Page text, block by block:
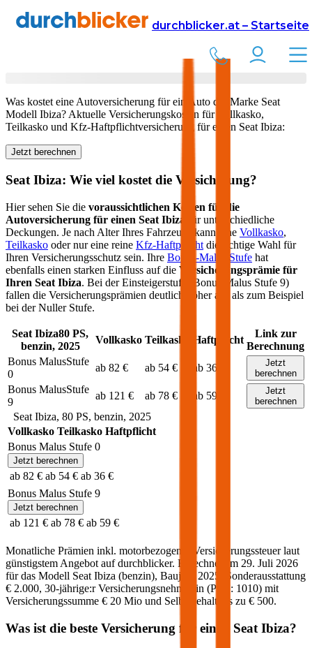
durchblicker.at – Startseite
Versicherung Autoversicherung Seat
Seat Ibiza in Österreich
Was kostet eine Autoversicherung für ein Auto der Marke Seat
Modell Ibiza? Aktuelle Versicherungskosten für Vollkasko,
Teilkasko und Kfz-Haftpflichtversicherung für einen Seat Ibiza:
Jetzt berechnen
Seat Ibiza: Wie viel kostet die Versicherung?
Hier sehen Sie die voraussichtlichen Kosten für die
Autoversicherung für einen Seat Ibiza
für unterschiedliche
Deckungen. Je nach Alter Ihres Fahrzeugs kann eine Vollkasko,
Teilkasko oder nur eine reine Kfz-Haftpflicht die richtige Wahl für
Ihren Versicherungsschutz sein. Ihre Bonus-Malus Stufe hat
ebenfalls einen starken Einfluss auf die Versicherungsprämie für
Ihren Seat Ibiza. Bei der Einsteigerstufe (Bonus Malus Stufe 9)
fallen die Versicherungsprämien deutlich höher aus als zum Beispiel
bei der Nuller Stufe.
Seat Ibiza80 PS,
benzin, 2025
Vollkasko Teilkasko Haftpflicht
Link zur
Berechnung
Bonus MalusStufe
0
ab 82 € ab 54 € ab 36 €
Jetzt
berechnen
Bonus MalusStufe
9
ab 121 € ab 78 € ab 59 €
Jetzt
berechnen
Seat Ibiza, 80PS, benzin, 2025
Vollkasko Teilkasko Haftpflicht
Bonus Malus Stufe 0
Jetzt berechnen
ab 82 € ab 54 € ab 36 €
Bonus Malus Stufe 9
Jetzt berechnen
ab 121 € ab 78 € ab 59 €
Monatliche Prämien inkl. motorbezogener Versicherungssteuer laut
günstigstem Angebot auf durchblicker. Berechnet am 29. Juli 2026
für das Modell Seat Ibiza (benzin), Baujahr 2025
, Sonderausstattung
€ 2.000, 30-jährige:rVersicherungsnehmer:in (PLZ: 1010) mit
Versicherungssumme € 20 Mio und Selbstbehalt bis zu € 500.
Was ist die beste Versicherung für einen Seat Ibiza?